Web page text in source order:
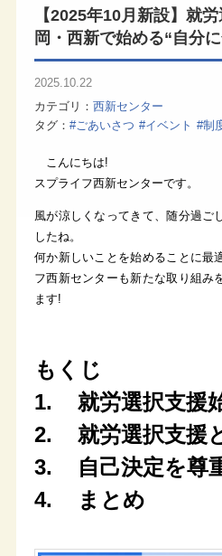
【2025年10月新設】就
岡・西新で始める“自分
2025.10.22
カテゴリ
西新センター
タグ
#ごあいさつ #イベント #制
こんにちは!
スプライフ西新センターです。
風が涼しくなってきて、随分過ご
したね。
何か新しいことを始めることに最
フ西新センターも新たな取り組み
ます!
もくじ
1. 就労選択支援
2. 就労選択支援
3. 自己決定を尊
4. まとめ